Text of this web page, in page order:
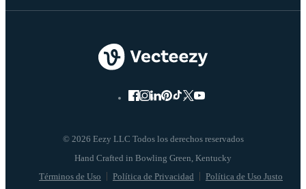
© 2026 Eezy LLC Todos los derechos reservados
Términos de Uso Política de Privacidad Política de Uso Justo